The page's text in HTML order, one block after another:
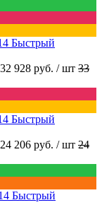
Быстрый
32 928 руб. / шт 33
Быстрый
24 206 руб. / шт 24
Быстрый